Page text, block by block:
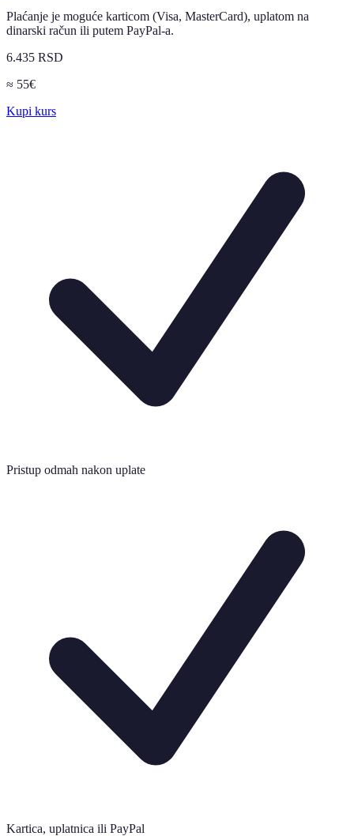
Plaćanje je moguće karticom (Visa, MasterCard), uplatom na
dinarski račun ili putem PayPal-a.
6.435 RSD
≈ 55€
Kupi kurs
Pristup odmah nakon uplate
Kartica, uplatnica ili PayPal